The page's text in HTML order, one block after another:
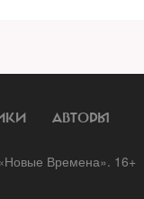
АВТОРЫ
Времена». 16+